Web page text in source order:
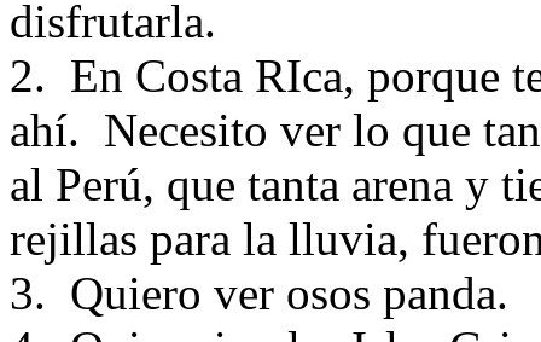
disfrutarla.
2. En Costa RIca, porque
ahí. Necesito ver lo que
al Perú, que tanta arena y
rejillas para la lluvia,
3. Quiero ver osos panda.